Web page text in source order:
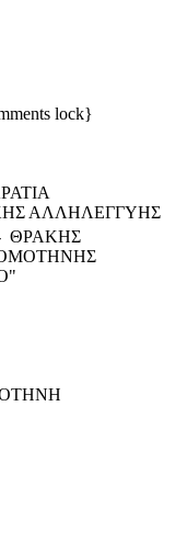
lock}
ΑΛΛΗΛΕΓΓΥΗΣ
ΘΡΑΚΗΣ